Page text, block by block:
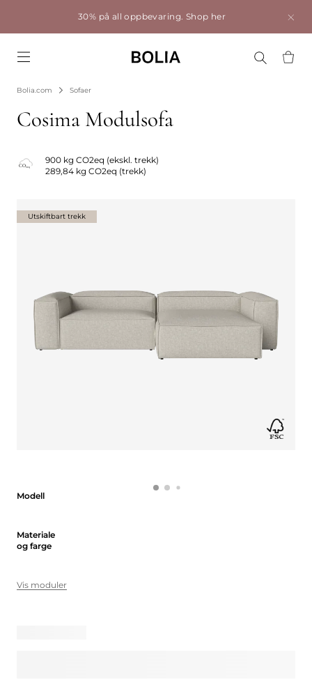
30% på all oppbevaring. Shop her
Bolia.com Sofaer
Cosima Modulsofa
900 kg CO2eq (ekskl. trekk)
289,84 kg CO2eq (trekk)
Modell
Materiale
og farge
Vis moduler
Utskiftbart trekk